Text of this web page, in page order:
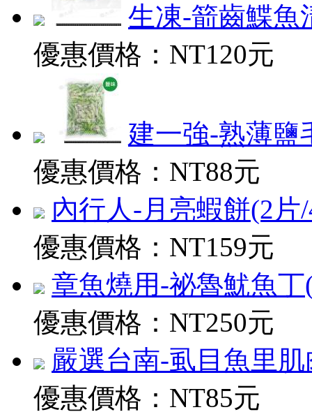
生凍-箭齒鰈魚
優惠價格： NT120元
建一強-熟薄鹽
優惠價格： NT88元
內行人-月亮蝦餅(2片
優惠價格： NT159元
章魚燒用-祕魯魷魚丁
優惠價格： NT250元
嚴選台南-虱目魚里肌
優惠價格： NT85元